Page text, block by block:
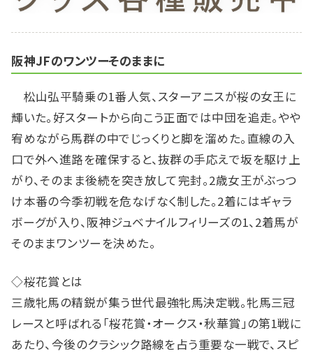
阪神JFのワンツーそのままに
松山弘平騎乗の1番人気、スターアニスが桜の女王に
輝いた。好スタートから向こう正面では中団を追走。やや
宥めながら馬群の中でじっくりと脚を溜めた。直線の入
口で外へ進路を確保すると、抜群の手応えで坂を駆け上
がり、そのまま後続を突き放して完封。2歳女王がぶっつ
け本番の今季初戦を危なげなく制した。2着にはギャラ
ボーグが入り、阪神ジュベナイルフィリーズの1、2着馬が
そのままワンツーを決めた。
◇桜花賞とは
三歳牝馬の精鋭が集う世代最強牝馬決定戦。牝馬三冠
レースと呼ばれる「桜花賞・オークス・秋華賞」の第1戦に
あたり、今後のクラシック路線を占う重要な一戦で、スピ